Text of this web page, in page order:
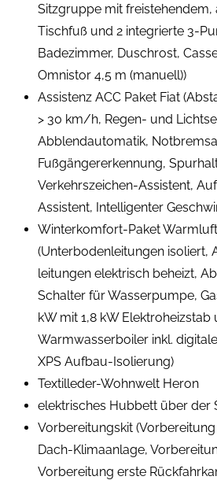
Sitzgruppe mit freistehendem,
Tischfuß und 2 integrierte 3-
Badezimmer, Duschrost,
Omnistor 4,5 m (manuell))
Assistenz ACC Paket Fiat
> 30 km/h, Regen- und
Abblendautomatik,
Fußgängererkennung,
Verkehrszeichen-Assistent,
Assistent, Intelligenter
Winterkomfort-Paket
(Unterbodenleitungen isoliert,
leitungen elektrisch beheizt,
Schalter für Wasserpumpe,
kW mit 1,8 kW Elektroheizstab
Warmwasserboiler inkl.
XPS Aufbau-Isolierung)
Textilleder-Wohnwelt Heron
elektrisches Hubbett über der
Vorbereitungskit
Dach-Klimaanlage,
Vorbereitung erste